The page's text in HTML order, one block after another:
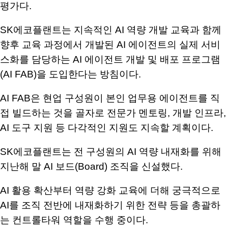
평가다.
SK에코플랜트는 지속적인 AI 역량 개발 교육과 함께
향후 교육 과정에서 개발된 AI 에이전트의 실제 서비
스화를 담당하는 AI 에이전트 개발 및 배포 프로그램
(AI FAB)을 도입한다는 방침이다.
AI FAB은 현업 구성원이 본인 업무용 에이전트를 직
접 빌드하는 것을 골자로 전문가 멘토링, 개발 인프라,
AI 도구 지원 등 다각적인 지원도 지속할 계획이다.
SK에코플랜트는 전 구성원의 AI 역량 내재화를 위해
지난해 말 AI 보드(Board) 조직을 신설했다.
AI 활용 확산부터 역량 강화 교육에 더해 궁극적으로
AI를 조직 전반에 내재화하기 위한 전략 등을 총괄하
는 컨트롤타워 역할을 수행 중이다.